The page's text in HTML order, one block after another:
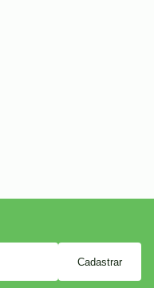
Cadastrar